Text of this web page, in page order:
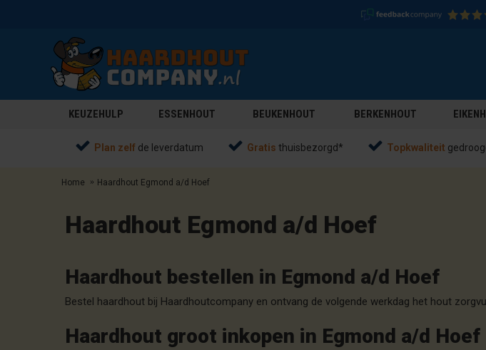
KEUZEHULP ESSENHOUT BEUKENHOUT BERKENHOUT
Plan zelf de leverdatum Gratis thuisbezorgd* Topkwaliteit
Home Haardhout Egmond a/d Hoef
Haardhout Egmond a/d Hoef
Haardhout bestellen in Egmond a/d Hoef
Bestel haardhout bij Haardhoutcompany en ontvang de volgende werkdag het hout
Haardhout groot inkopen in Egmond a/d Hoef